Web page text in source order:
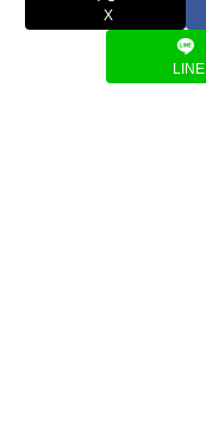
X
LINE